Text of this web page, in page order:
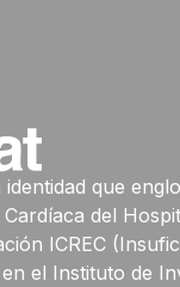
que
del
ICREC
el Instituto de